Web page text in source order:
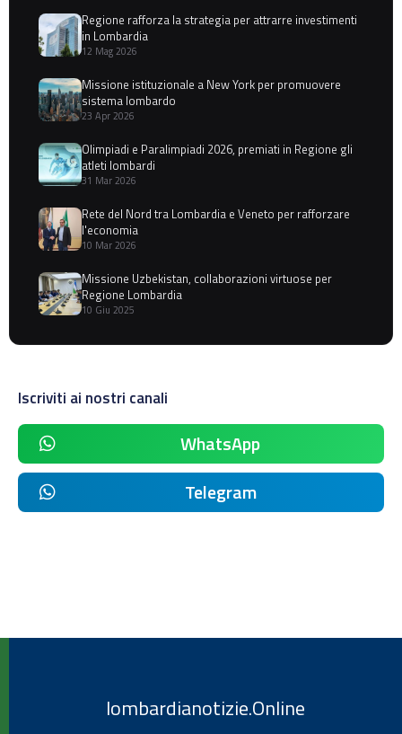
Regione rafforza la strategia per attrarre investimenti
in Lombardia
12 Mag 2026
Missione istituzionale a New York per promuovere
sistema lombardo
23 Apr 2026
Olimpiadi e Paralimpiadi 2026, premiati in Regione gli
atleti lombardi
31 Mar 2026
Rete del Nord tra Lombardia e Veneto per rafforzare
l'economia
10 Mar 2026
Missione Uzbekistan, collaborazioni virtuose per
Regione Lombardia
10 Giu 2025
Iscriviti ai nostri canali
WhatsApp
Telegram
lombardianotizie.Online